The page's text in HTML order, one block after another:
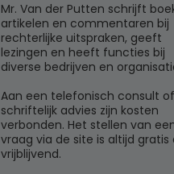
Mr. Van der Putten schrijft
artikelen en commentaren bij
rechterlijke uitspraken, geeft
lezingen en heeft functies bij
diverse bedrijven en
Aan een telefonisch consult of
schriftelijk advies zijn kosten
verbonden. Het stellen van
vraag via de site is altijd gratis
vrijblijvend.